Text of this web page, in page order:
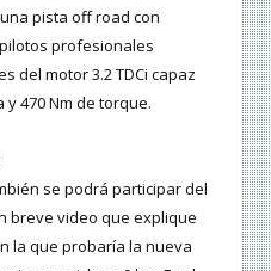
pista off road con
profesionales
del motor 3.2 TDCi capaz
470 Nm de torque.
se podrá participar del
breve video que explique
la que probaría la nueva